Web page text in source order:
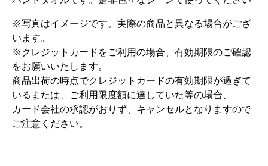
※写真はイメージです。実際の商品と異なる場合がござ
います。
※クレジットカードをご利用の場合、有効期限のご確認
をお願いいたします。
商品出荷の時点でクレジットカードの有効期限が過ぎて
いるまたは、ご利用限度額に達していた等の場合、
カード会社の承認がおりず、キャンセルとなりますので
ご注意ください。